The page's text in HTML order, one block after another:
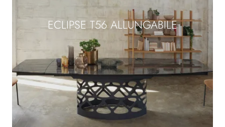
ECLIPSE T56 ALLUNGABILE